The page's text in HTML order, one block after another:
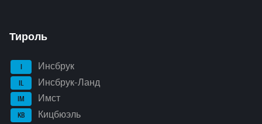
Тироль
I Инсбрук
IL Инсбрук-Ланд
IM Имст
KB Кицбюэль